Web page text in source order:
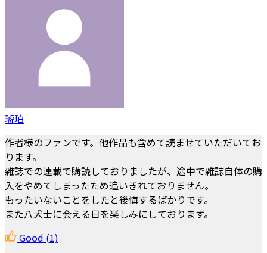
琥珀
作者様のファンです。他作品も含めて読ませていただいてお
ります。
雑誌での連載で購読しておりましたが、途中で雑誌自体の購
入をやめてしまったため追いきれておりません。
もったいないことをしたと後悔するばかりです。
また八犬士に会える日を楽しみにしております。
Good (1)